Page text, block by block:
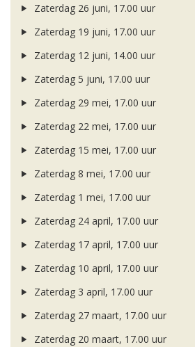
Zaterdag 26 juni, 17.00 uur
Zaterdag 19 juni, 17.00 uur
Zaterdag 12 juni, 14.00 uur
Zaterdag 5 juni, 17.00 uur
Zaterdag 29 mei, 17.00 uur
Zaterdag 22 mei, 17.00 uur
Zaterdag 15 mei, 17.00 uur
Zaterdag 8 mei, 17.00 uur
Zaterdag 1 mei, 17.00 uur
Zaterdag 24 april, 17.00 uur
Zaterdag 17 april, 17.00 uur
Zaterdag 10 april, 17.00 uur
Zaterdag 3 april, 17.00 uur
Zaterdag 27 maart, 17.00 uur
Zaterdag 20 maart, 17.00 uur